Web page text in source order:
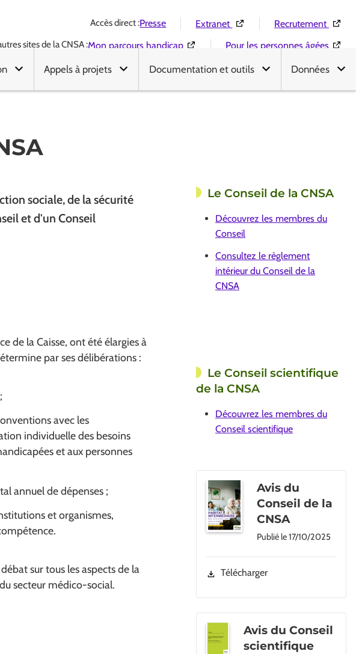
Accès direct :Presse Extranet (Ouverture dans une nouvelle
Recrutement
sites de la CNSA :Mon parcours handicap(Ouverture dans une nouvelle fenêtre)
Pour les personnes âgées
Appels à projets Documentation et outils Données
sociale, de la sécurité
et d'un Conseil
de la Caisse, ont été élargies à
par ses délibérations :
avec les
individuelle des besoins
et aux personnes
annuel de dépenses ;
et organismes,
sur tous les aspects de la
secteur médico-social.
Le Conseil de la CNSA
Découvrez les membres du
Conseil
Consultez le règlement
intérieur du Conseil de la
CNSA
Le Conseil scientifique
de la CNSA
Découvrez les membres du
Conseil scientifique
Avis du
Conseil de la
CNSA
Publié le17/10/2025
Télécharger
Avis du Conseil
scientifique